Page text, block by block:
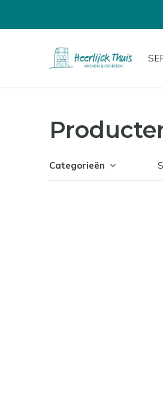
Categorieën